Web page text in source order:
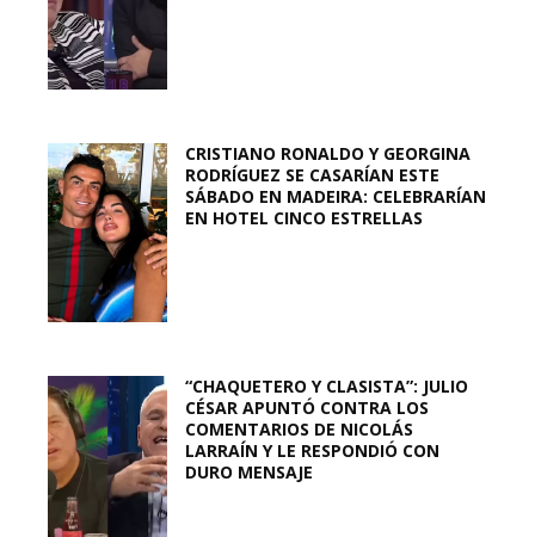
CRISTIANO RONALDO Y GEORGINA
RODRÍGUEZ SE CASARÍAN ESTE
SÁBADO EN MADEIRA: CELEBRARÍAN
EN HOTEL CINCO ESTRELLAS
“CHAQUETERO Y CLASISTA”: JULIO
CÉSAR APUNTÓ CONTRA LOS
COMENTARIOS DE NICOLÁS
LARRAÍN Y LE RESPONDIÓ CON
DURO MENSAJE